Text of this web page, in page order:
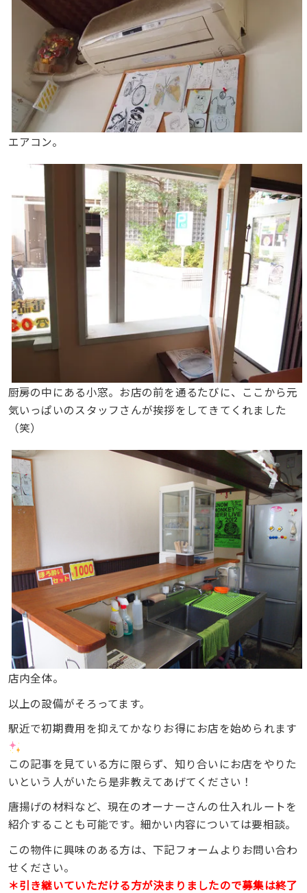
エアコン。
厨房の中にある小窓。お店の前を通るたびに、ここから元
気いっぱいのスタッフさんが挨拶をしてきてくれました
（笑）
店内全体。
以上の設備がそろってます。
駅近で初期費用を抑えてかなりお得にお店を始められます
この記事を見ている方に限らず、知り合いにお店をやりた
いという人がいたら是非教えてあげてください！
唐揚げの材料など、現在のオーナーさんの仕入れルートを
紹介することも可能です。細かい内容については要相談。
この物件に興味のある方は、下記フォームよりお問い合わ
せください。
＊引き継いていただける方が決まりましたので募集は終了